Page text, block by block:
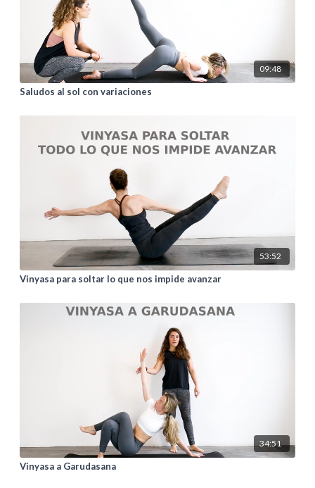
09:48
Saludos al sol con variaciones
53:52
Vinyasa para soltar lo que nos impide avanzar
34:51
Vinyasa a Garudasana